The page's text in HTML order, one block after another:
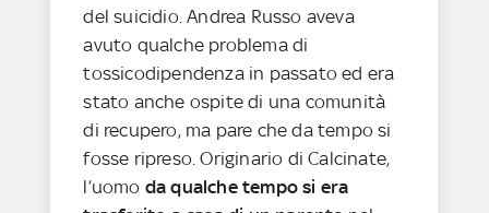
del suicidio. Andrea Russo aveva
avuto qualche problema di
tossicodipendenza in passato ed era
stato anche ospite di una comunità
di recupero, ma pare che da tempo si
fosse ripreso. Originario di Calcinate,
l’uomo da qualche tempo si era